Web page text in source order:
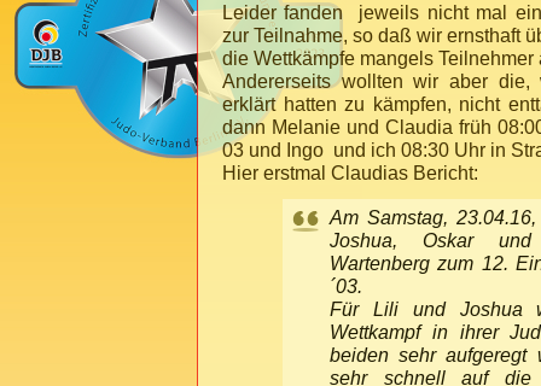
Leider fanden jeweils nicht mal
zur Teilnahme, so daß wir ernsthaft
die Wettkämpfe mangels Teilnehmer
Andererseits wollten wir aber
erklärt hatten zu kämpfen, nicht
dann Melanie und Claudia früh
03 und Ingo und ich 08:30 Uhr in
Hier erstmal Claudias Bericht:
Am Samstag,
Joshua, Oskar
Wartenberg zum 12.
´03.
Für Lili und Joshua
Wettkampf in ihrer
beiden sehr aufgeregt
sehr schnell auf die